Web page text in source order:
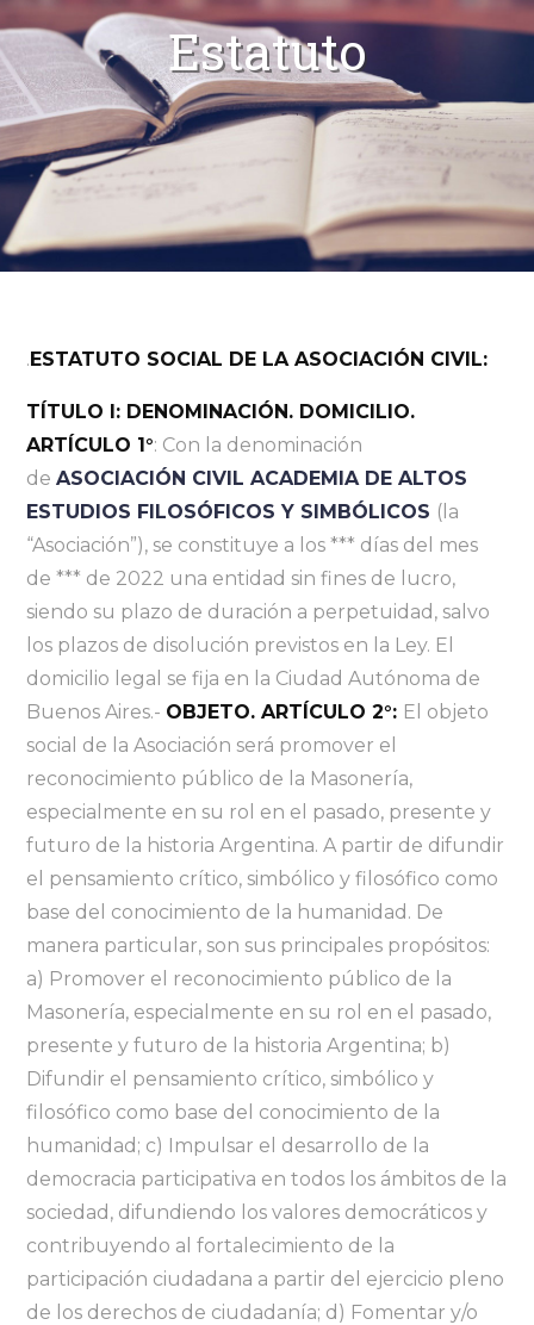
Estatuto
.ESTATUTO SOCIAL DE LA ASOCIACIÓN CIVIL:
TÍTULO I: DENOMINACIÓN. DOMICILIO.
ARTÍCULO 1°: Con la denominación
deASOCIACIÓN CIVIL ACADEMIA DE ALTOS
ESTUDIOS FILOSÓFICOS Y SIMBÓLICOS (la
“Asociación”), se constituye a los *** días del mes
de *** de 2022 una entidad sin fines de lucro,
siendo su plazo de duración a perpetuidad, salvo
los plazos de disolución previstos en la Ley. El
domicilio legal se fija en la Ciudad Autónoma de
Buenos Aires.- OBJETO. ARTÍCULO 2°: El objeto
social de la Asociación será promover el
reconocimiento público de la Masonería,
especialmente en su rol en el pasado, presente y
futuro de la historia Argentina. A partir de difundir
el pensamiento crítico, simbólico y filosófico como
base del conocimiento de la humanidad. De
manera particular, son sus principales propósitos:
a) Promover el reconocimiento público de la
Masonería, especialmente en su rol en el pasado,
presente y futuro de la historia Argentina; b)
Difundir el pensamiento crítico, simbólico y
filosófico como base del conocimiento de la
humanidad; c) Impulsar el desarrollo de la
democracia participativa en todos los ámbitos de la
sociedad, difundiendo los valores democráticos y
contribuyendo al fortalecimiento de la
participación ciudadana a partir del ejercicio pleno
de los derechos de ciudadanía; d) Fomentar y/o